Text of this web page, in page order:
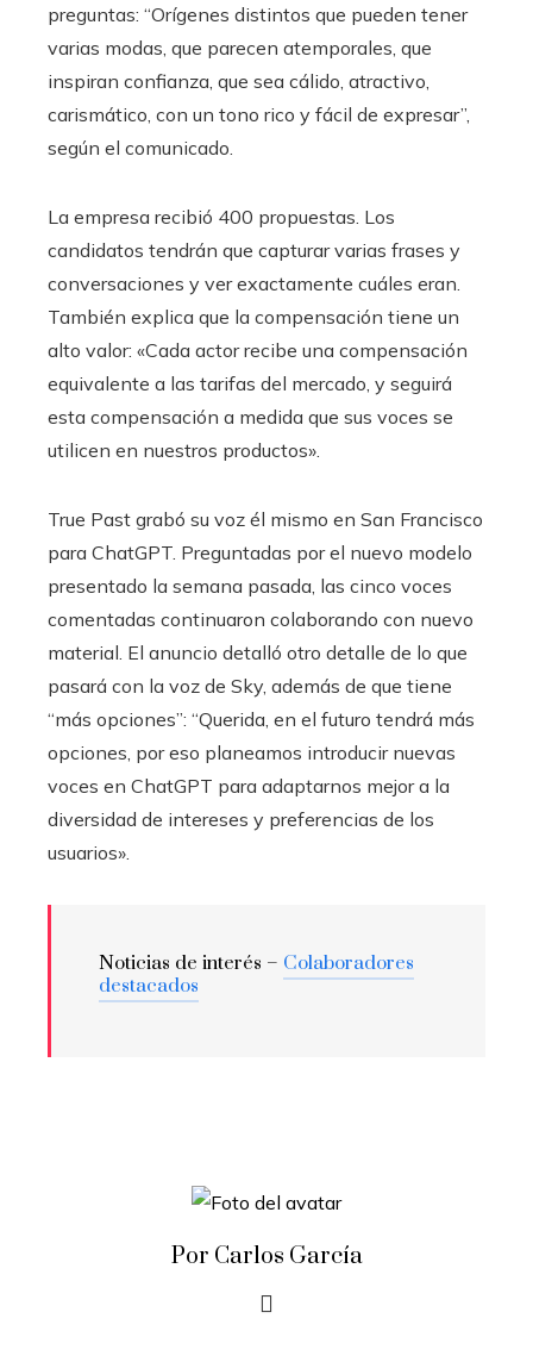
preguntas: “Orígenes distintos que pueden tener
varias modas, que parecen atemporales, que
inspiran confianza, que sea cálido, atractivo,
carismático, con un tono rico y fácil de expresar”,
según el comunicado.
La empresa recibió 400 propuestas. Los
candidatos tendrán que capturar varias frases y
conversaciones y ver exactamente cuáles eran.
También explica que la compensación tiene un
alto valor: «Cada actor recibe una compensación
equivalente a las tarifas del mercado, y seguirá
esta compensación a medida que sus voces se
utilicen en nuestros productos».
True Past grabó su voz él mismo en San Francisco
para ChatGPT. Preguntadas por el nuevo modelo
presentado la semana pasada, las cinco voces
comentadas continuaron colaborando con nuevo
material. El anuncio detalló otro detalle de lo que
pasará con la voz de Sky, además de que tiene
“más opciones”: “Querida, en el futuro tendrá más
opciones, por eso planeamos introducir nuevas
voces en ChatGPT para adaptarnos mejor a la
diversidad de intereses y preferencias de los
usuarios».
Noticias de interés – Colaboradores
destacados
Por Carlos García